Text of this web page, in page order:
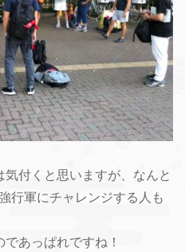
気付くと思いますが、なんと
行軍にチャレンジする人も
あっぱれですね！